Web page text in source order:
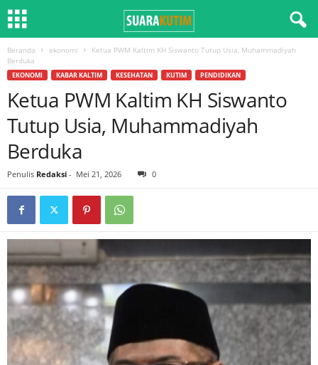
Beranda ekonomi
Ketua PWM Kaltim KH Siswanto Tutup Usia, Muhammadiyah
Berduka
EKONOMI KABAR KALTIM KESEHATAN KUTIM PENDIDIKAN
Ketua PWM Kaltim KH Siswanto
Tutup Usia, Muhammadiyah
Berduka
Penulis Redaksi - Mei 21, 2026 0